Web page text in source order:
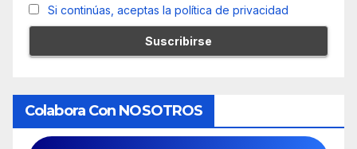
Si continúas, aceptas la política de privacidad
Colabora Con NOSOTROS